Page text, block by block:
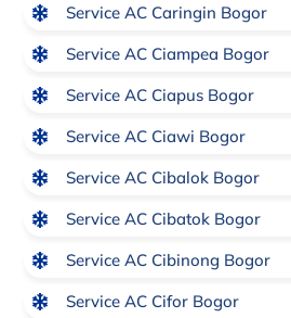
Service AC Caringin Bogor
Service AC Ciampea Bogor
Service AC Ciapus Bogor
Service AC Ciawi Bogor
Service AC Cibalok Bogor
Service AC Cibatok Bogor
Service AC Cibinong Bogor
Service AC Cifor Bogor